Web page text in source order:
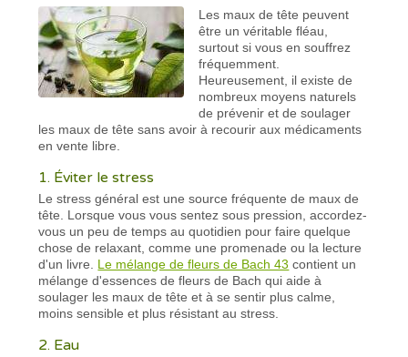
Les maux de tête peuvent
être un véritable fléau,
surtout si vous en souffrez
fréquemment.
Heureusement, il existe de
nombreux moyens naturels
de prévenir et de soulager
les maux de tête sans avoir à recourir aux médicaments
en vente libre.
1. Éviter le stress
Le stress général est une source fréquente de maux de
tête. Lorsque vous vous sentez sous pression, accordez-
vous un peu de temps au quotidien pour faire quelque
chose de relaxant, comme une promenade ou la lecture
d'un livre. Le mélange de fleurs de Bach 43 contient un
mélange d'essences de fleurs de Bach qui aide à
soulager les maux de tête et à se sentir plus calme,
moins sensible et plus résistant au stress.
2. Eau